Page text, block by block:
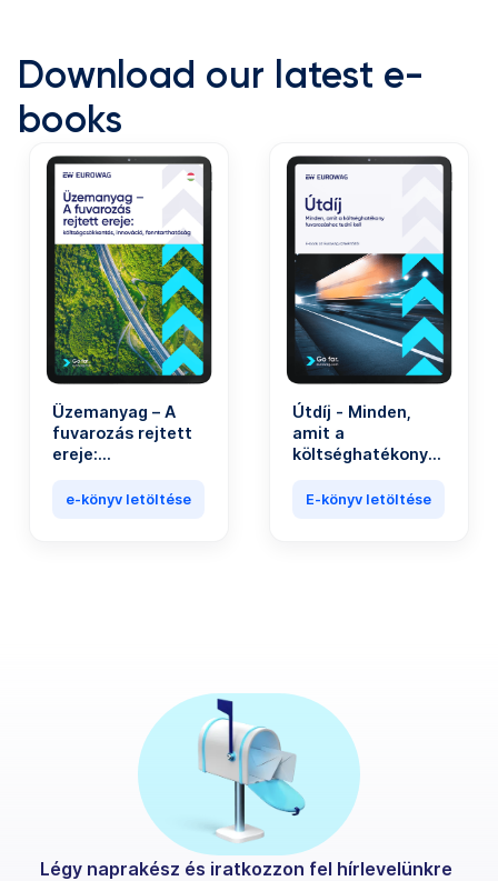
Download our latest e-
books
Üzemanyag – A
fuvarozás rejtett
ereje:
innováció,
e-könyv letöltése
Útdíj - Minden,
amit a
költséghatékony
tudni kell
E-könyv letöltése
Légy naprakész és iratkozzon fel hírlevelünkre